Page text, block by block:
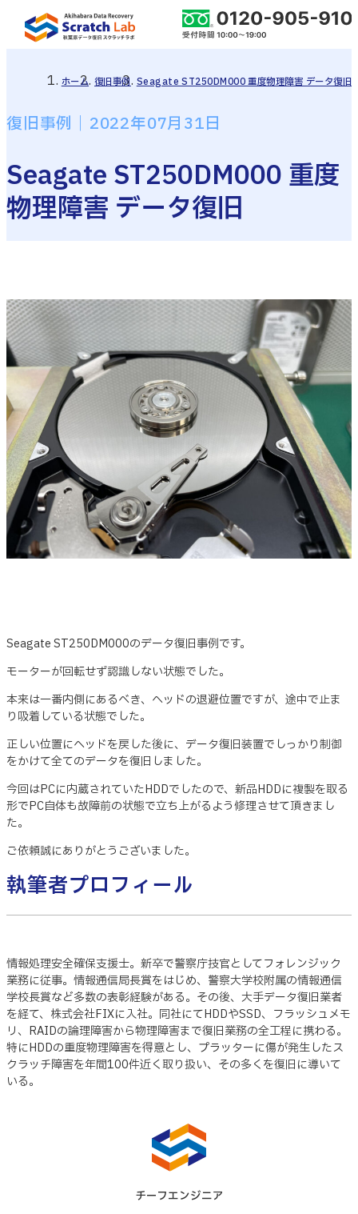
ホーム 復旧事例 Seagate ST250DM000 重度物理障害 データ復旧
Seagate ST250DM000 重度
物理障害 データ復旧
復旧事例｜2022年07月31日
Seagate ST250DM000のデータ復旧事例です。
モーターが回転せず認識しない状態でした。
本来は一番内側にあるべき、ヘッドの退避位置ですが、途中で止ま
り吸着している状態でした。
正しい位置にヘッドを戻した後に、データ復旧装置でしっかり制御
をかけて全てのデータを復旧しました。
今回はPCに内蔵されていたHDDでしたので、新品HDDに複製を取る
形でPC自体も故障前の状態で立ち上がるよう修理させて頂きまし
た。
ご依頼誠にありがとうございました。
執筆者プロフィール
情報処理安全確保支援士。新卒で警察庁技官としてフォレンジック
業務に従事。情報通信局長賞をはじめ、警察大学校附属の情報通信
学校長賞など多数の表彰経験がある。その後、大手データ復旧業者
を経て、株式会社FIXに入社。同社にてHDDやSSD、フラッシュメモ
リ、RAIDの論理障害から物理障害まで復旧業務の全工程に携わる。
特にHDDの重度物理障害を得意とし、プラッターに傷が発生したス
クラッチ障害を年間100件近く取り扱い、その多くを復旧に導いて
いる。
チーフエンジニア